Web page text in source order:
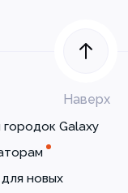
Наверх
городок Galaxy
новых